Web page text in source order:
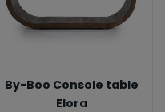
By-Boo Console table
Elora